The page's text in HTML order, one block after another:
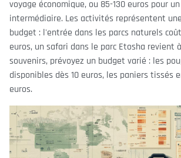
voyage économique, ou 85-130 euros pour
intermédiaire. Les activités représentent
budget : l'entrée dans les parcs naturels
euros, un safari dans le parc Etosha revient
souvenirs, prévoyez un budget varié : les
disponibles dès 10 euros, les paniers tissés
euros.